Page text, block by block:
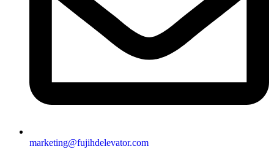
marketing@fujihdelevator.com